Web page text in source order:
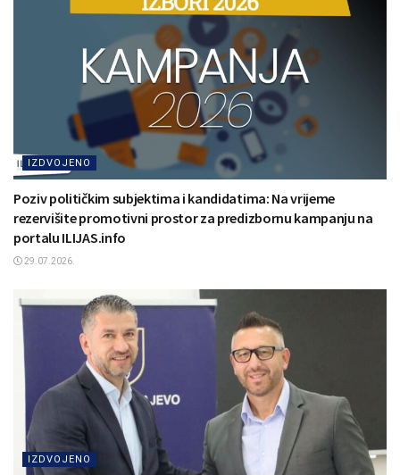
IZDVOJENO
Poziv političkim subjektima i kandidatima: Na vrijeme
rezervišite promotivni prostor za predizbornu kampanju na
portalu ILIJAS.info
29.07.2026.
IZDVOJENO